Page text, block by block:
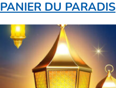
PANIER DU PARADIS